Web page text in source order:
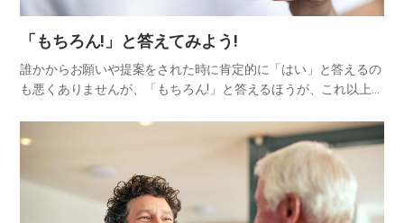
「もちろん!」と答えてみよう!
誰かからお願いや提案をされた時に肯定的に「はい」と答えるの
も悪くありませんが、「もちろん!」と答えるほうが、これ以上な
意味を超越して「あなたのお願いなら、迷う必要もございませ
ん」と…